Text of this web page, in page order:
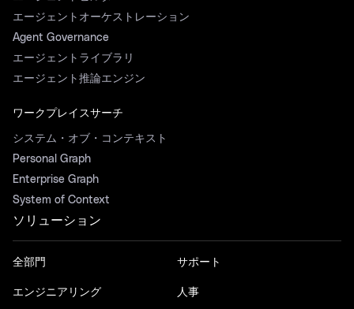
エージェントオーケストレーション
Agent Governance
エージェントライブラリ
エージェント推論エンジン
ワークプレイスサーチ
システム・オブ・コンテキスト
Personal Graph
Enterprise Graph
System of Context
ソリューション
全部門
エンジニアリング
サポート
人事